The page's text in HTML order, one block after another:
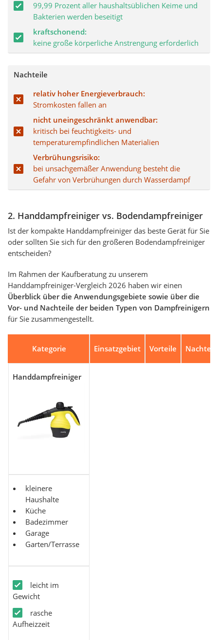
99,99 Prozent aller haushaltsüblichen Keime und
Bakterien werden beseitigt
kraftschonend:
keine große körperliche Anstrengung erforderlich
Nachteile
relativ hoher Energieverbrauch:
Stromkosten fallen an
nicht uneingeschränkt anwendbar:
kritisch bei feuchtigkeits- und
temperaturempfindlichen Materialien
Verbrühungsrisiko:
bei unsachgemäßer Anwendung besteht die
Gefahr von Verbrühungen durch Wasserdampf
2. Handdampfreiniger vs. Bodendampfreiniger
Ist der kompakte Handdampfreiniger das beste Gerät für Sie
oder sollten Sie sich für den größeren Bodendampfreiniger
entscheiden?
Im Rahmen der Kaufberatung zu unserem
Handdampfreiniger-Vergleich 2026 haben wir einen
Überblick über die Anwendungsgebiete sowie über die
Vor- und Nachteile der beiden Typen von Dampfreinigern
für Sie zusammengestellt.
Kategorie Einsatzgebiet Vorteile
Handdampfreiniger
kleinere
Haushalte
Küche
Badezimmer
Garage
Garten/Terrasse
leicht im
Gewicht
rasche
Aufheizzeit